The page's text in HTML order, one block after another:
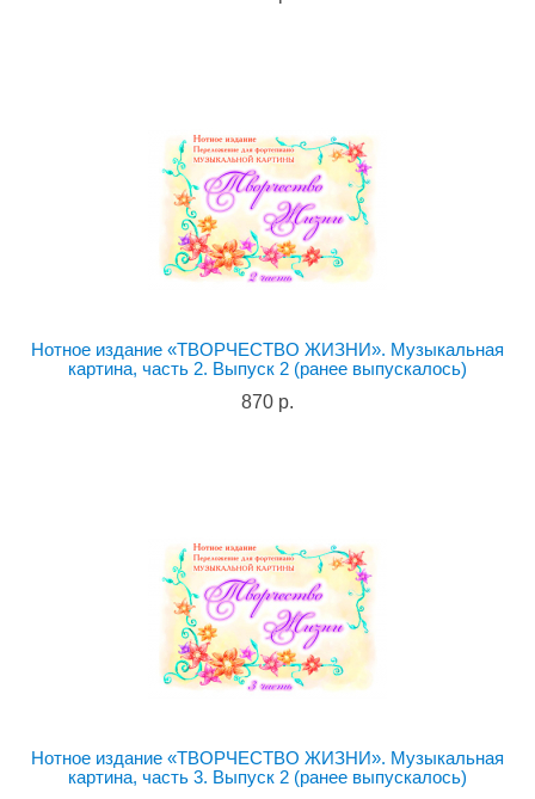
Нотное издание «ТВОРЧЕСТВО ЖИЗНИ». Музыкальная
картина, часть 2. Выпуск 2 (ранее выпускалось)
870 р.
Нотное издание «ТВОРЧЕСТВО ЖИЗНИ». Музыкальная
картина, часть 3. Выпуск 2 (ранее выпускалось)